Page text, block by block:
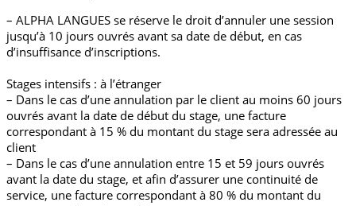
– ALPHA LANGUES se réserve le droit d’annuler une session
jusqu’à 10 jours ouvrés avant sa date de début, en cas
d’insuffisance d’inscriptions.
Stages intensifs : à l’étranger
– Dans le cas d’une annulation par le client au moins 60 jours
ouvrés avant la date de début du stage, une facture
correspondant à 15 % du montant du stage sera adressée au
client
– Dans le cas d’une annulation entre 15 et 59 jours ouvrés
avant la date du stage, et afin d’assurer une continuité de
service, une facture correspondant à 80 % du montant du